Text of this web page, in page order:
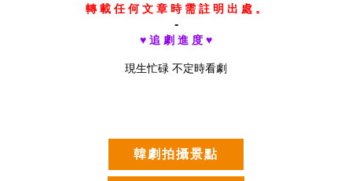
轉 載 任 何 文 章 時 需 註 明 出 處 。
-
♥ 追 劇 進 度 ♥
現生忙碌 不定時看劇
韓劇拍攝景點